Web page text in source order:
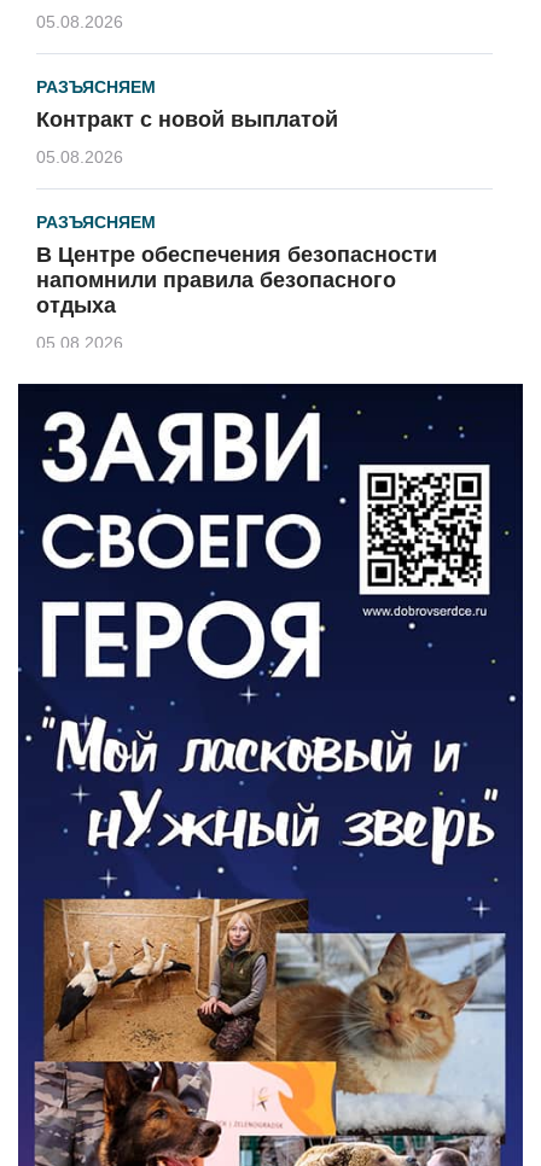
05.08.2026
РАЗЪЯСНЯЕМ
Контракт с новой выплатой
05.08.2026
РАЗЪЯСНЯЕМ
В Центре обеспечения безопасности
напомнили правила безопасного
отдыха
05.08.2026
КУЛЬТУРА
Афиша Зеленоградска
04.08.2026
РАЗЪЯСНЯЕМ
Борьба с борщевиком продолжается
04.08.2026